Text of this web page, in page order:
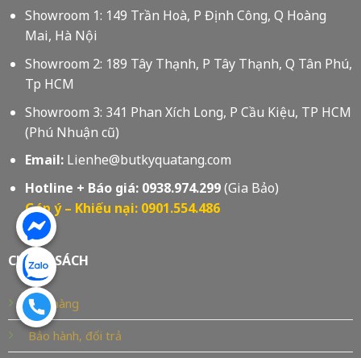
Showroom 1: 149 Trần Hoà, P Định Công, Q Hoàng
Mai, Hà Nội
Showroom 2: 189 Tây Thạnh, P Tây Thạnh, Q Tân Phú,
Tp HCM
Showroom 3: 341 Phan Xích Long, P Cầu Kiệu, TP HCM
(Phú Nhuận cũ)
Email:Lienhe@butkyquatang.com
Hotline + Báo giá: 0938.974.299(Gia Bảo)
Góp ý – Khiếu nại: 0901.554.486
CHÍNH SÁCH
Bán hàng
Bảo hành, đổi trả